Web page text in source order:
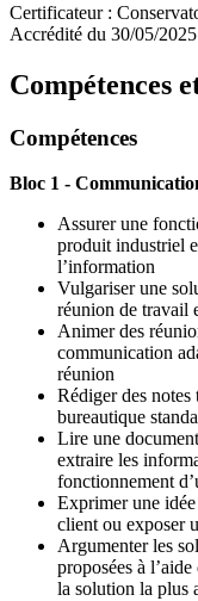
Certificateur :
Accrédité du 30/05/
Compétences
Compétences
Bloc 1 -
Assurer une
produit industriel
l’information
Vulgariser une
réunion de travail
Animer des
communication
réunion
Rédiger des notes
bureautique
Lire une
extraire les
fonctionnement
Exprimer une
client ou exposer
Argumenter les
proposées à
la solution la plus